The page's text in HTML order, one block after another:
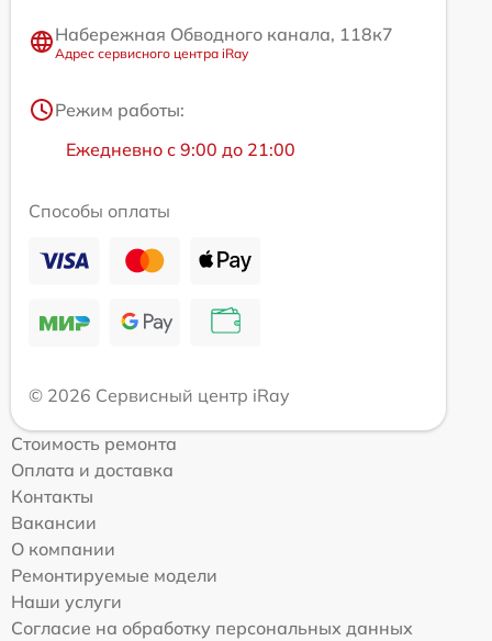
Набережная Обводного канала, 118к7
Адрес сервисного центра iRay
Режим работы:
Ежедневно с 9:00 до 21:00
Способы оплаты
© 2026 Сервисный центр iRay
Стоимость ремонта
Оплата и доставка
Контакты
Вакансии
О компании
Ремонтируемые модели
Наши услуги
Согласие на обработку персональных данных